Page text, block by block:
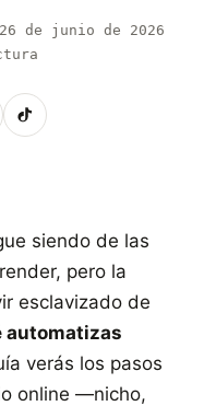
de junio de 2026
siendo de las
pero la
esclavizado de
automatizas
verás los pasos
online —nicho,